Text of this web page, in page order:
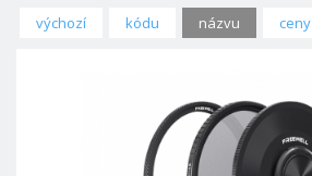
výchozí
kódu názvu ceny